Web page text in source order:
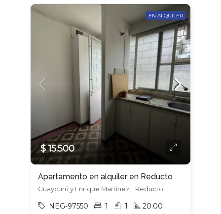
EN ALQUILER
$ 15.500
Apartamento en alquiler en Reducto
Guaycurú y Enrique Martinez, , Reducto
NEG-97550 1 1 20.00